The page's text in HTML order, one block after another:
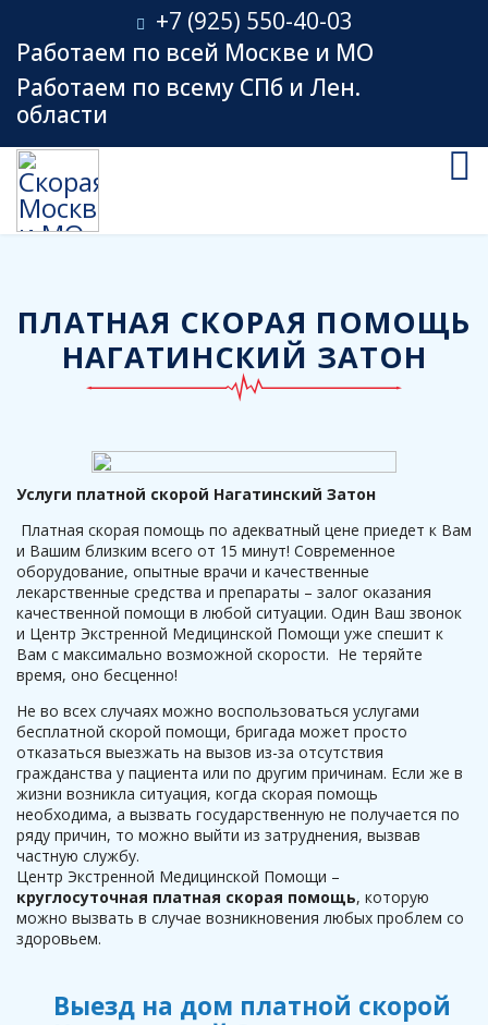
+7 (925) 550-40-03
Работаем по всей Москве и МО
Работаем по всему СПб и Лен.
области
ПЛАТНАЯ СКОРАЯ ПОМОЩЬ
НАГАТИНСКИЙ ЗАТОН
Услуги платной скорой Нагатинский Затон
Платная скорая помощь по адекватный цене приедет к Вам
и Вашим близким всего от 15 минут! Современное
оборудование, опытные врачи и качественные
лекарственные средства и препараты – залог оказания
качественной помощи в любой ситуации. Один Ваш звонок
и Центр Экстренной Медицинской Помощи уже спешит к
Вам с максимально возможной скорости. Не теряйте
время, оно бесценно!
Не во всех случаях можно воспользоваться услугами
бесплатной скорой помощи, бригада может просто
отказаться выезжать на вызов из-за отсутствия
гражданства у пациента или по другим причинам. Если же в
жизни возникла ситуация, когда скорая помощь
необходима, а вызвать государственную не получается по
ряду причин, то можно выйти из затруднения, вызвав
частную службу.
Центр Экстренной Медицинской Помощи –
круглосуточная платная скорая помощь, которую
можно вызвать в случае возникновения любых проблем со
здоровьем.
Выезд на дом платной скорой